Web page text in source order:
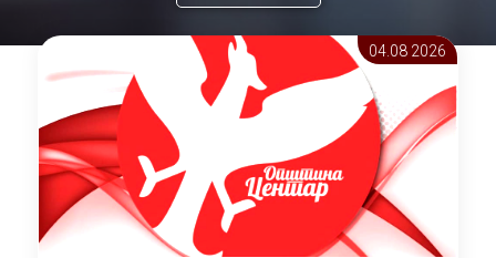
04.08 2026